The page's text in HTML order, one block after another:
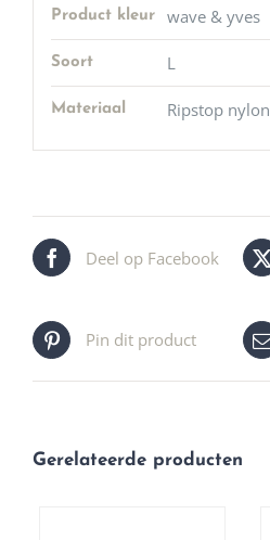
Product kleur wave & yves
Soort L
Materiaal Ripstop nylon
Deel op Facebook
Pin dit product
Gerelateerde producten